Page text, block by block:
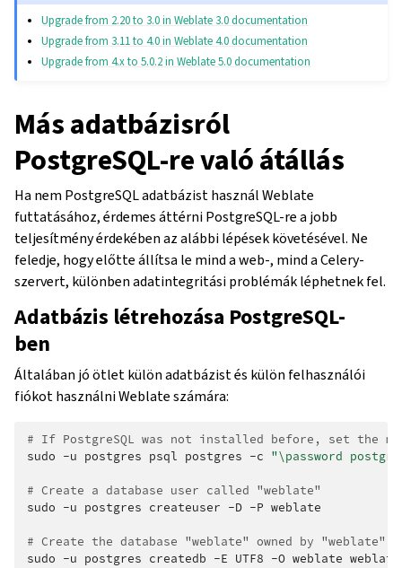
Upgrade from 2.20 to 3.0 in Weblate 3.0 documentation
Upgrade from 3.11 to 4.0 in Weblate 4.0 documentation
Upgrade from 4.x to 5.0.2 in Weblate 5.0 documentation
Más adatbázisról
PostgreSQL-re való átállás
Ha nem PostgreSQL adatbázist használ Weblate
futtatásához, érdemes áttérni PostgreSQL-re a jobb
teljesítmény érdekében az alábbi lépések követésével. Ne
feledje, hogy előtte állítsa le mind a web-, mind a Celery-
szervert, különben adatintegritási problémák léphetnek fel.
Adatbázis létrehozása PostgreSQL-
ben
Általában jó ötlet külön adatbázist és külön felhasználói
fiókot használni Weblate számára:
# If PostgreSQL was not installed before, set the
sudo -u postgres psql postgres -c "\password
# Create a database user called "weblate"
sudo -u postgres createuser -D -P weblate
# Create the database "weblate" owned by "weblate"
sudo -u postgres createdb -E UTF8 -O weblate